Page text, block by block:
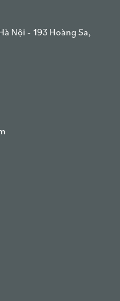
Nội - 193 Hoàng Sa,